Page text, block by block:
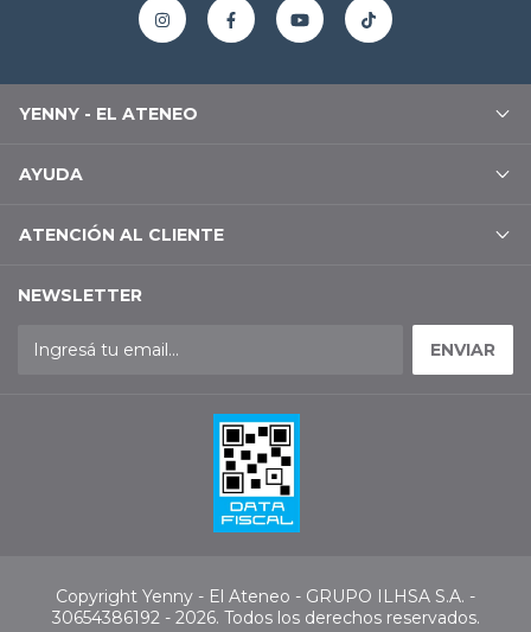
YENNY - EL ATENEO
AYUDA
ATENCIÓN AL CLIENTE
NEWSLETTER
Copyright Yenny - El Ateneo - GRUPO ILHSA S.A. -
30654386192 - 2026. Todos los derechos reservados.